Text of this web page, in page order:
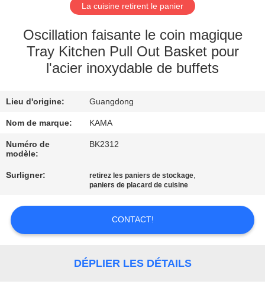
VISITE
D'USINE
DE
QUALITÉ
NOUS
DEMANDEZ
UNE
CITATION
La cuisine retirent le panier
Oscillation faisante le coin magique
Tray Kitchen Pull Out Basket pour
l'acier inoxydable de buffets
Lieu d'origine: Guangdong
Nom de marque: KAMA
Numéro de
modèle:
BK2312
Surligner: retirez les paniers de stockage,
paniers de placard de cuisine
CONTACT!
DÉPLIER LES DÉTAILS